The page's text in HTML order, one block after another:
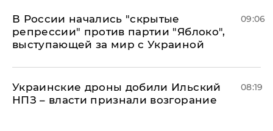
В России начались "скрытые
репрессии" против партии "Яблоко",
выступающей за мир с Украиной
09:06
Украинские дроны добили Ильский
НПЗ – власти признали возгорание
08:19